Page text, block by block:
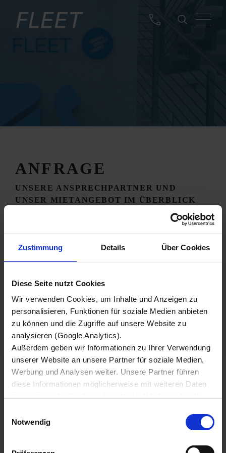
Zustimmung Details Über Cookies
Diese Seite nutzt Cookies
Wir verwenden Cookies, um Inhalte und Anzeigen zu
personalisieren, Funktionen für soziale Medien anbieten
zu können und die Zugriffe auf unsere Website zu
analysieren (Google Analytics).
Außerdem geben wir Informationen zu Ihrer Verwendung
unserer Website an unsere Partner für soziale Medien,
Werbung und Analysen weiter. Unsere Partner führen
diese Informationen möglicherweise mit weiteren Daten
haben.
Wir setzen im Rahmen des Trackings auch Dienstleister
in Drittländern außerhalb der EU mit abweichenden
Notwendig
ANFRAGE
UNSERE ANSPRECHPARTNER UND
UNSER MIETANGEBOT IM ÜBERBLICK
Erweitern Sie mit KRONE FLEET Ihren
unternehmerischen Handlungsspielraum. In der
Trailerflotte gebundenes Kapital wird nach dem
und Chancen entschlossen nutzen können. Und
unkompliziert flexibel, individuell! Ein Anruf
genügt und wir unterbreiten Ihnen ein Angebot,
das perfekt zu Ihren veränderten Anforderungen
passt.